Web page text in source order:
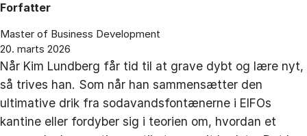
Forfatter
Master of Business Development
20. marts 2026
Når Kim Lundberg får tid til at grave dybt og lære nyt,
så trives han. Som når han sammensætter den
ultimative drik fra sodavandsfontænerne i EIFOs
kantine eller fordyber sig i teorien om, hvordan et